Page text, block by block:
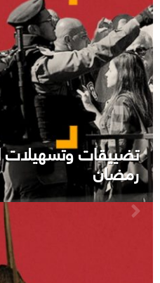
تضييقات وتسهيلات
رمضان